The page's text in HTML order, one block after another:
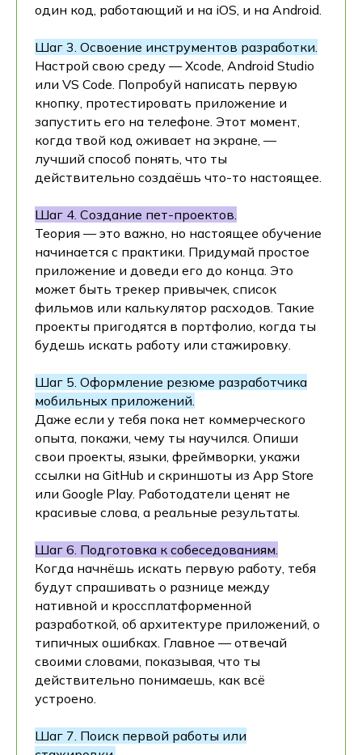
один код, работающий и на iOS, и на Android.
Шаг 3. Освоение инструментов разработки.
Настрой свою среду — Xcode, Android Studio
или VS Code. Попробуй написать первую
кнопку, протестировать приложение и
запустить его на телефоне. Этот момент,
когда твой код оживает на экране, —
лучший способ понять, что ты
действительно создаёшь что-то настоящее.
Шаг 4. Создание пет-проектов.
Теория — это важно, но настоящее обучение
начинается с практики. Придумай простое
приложение и доведи его до конца. Это
может быть трекер привычек, список
фильмов или калькулятор расходов. Такие
проекты пригодятся в портфолио, когда ты
будешь искать работу или стажировку.
Шаг 5. Оформление резюме разработчика
мобильных приложений.
Даже если у тебя пока нет коммерческого
опыта, покажи, чему ты научился. Опиши
свои проекты, языки, фреймворки, укажи
ссылки на GitHub и скриншоты из App Store
или Google Play. Работодатели ценят не
красивые слова, а реальные результаты.
Шаг 6. Подготовка к собеседованиям.
Когда начнёшь искать первую работу, тебя
будут спрашивать о разнице между
нативной и кроссплатформенной
разработкой, об архитектуре приложений, о
типичных ошибках. Главное — отвечай
своими словами, показывая, что ты
действительно понимаешь, как всё
устроено.
Шаг 7. Поиск первой работы или